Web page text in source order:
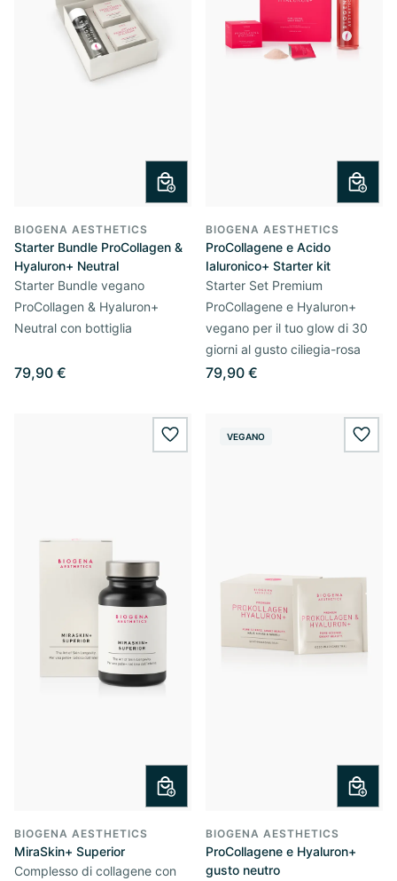
BIOGENA AESTHETICS
Starter Bundle ProCollagen &
Hyaluron+ Neutral
Starter Bundle vegano
ProCollagen & Hyaluron+
Neutral con bottiglia
79,90 €
BIOGENA AESTHETICS
ProCollagene e Acido
Ialuronico+ Starter kit
Starter Set Premium
ProCollagene e Hyaluron+
vegano per il tuo glow di 30
giorni al gusto ciliegia-rosa
79,90 €
wishlist.add
BIOGENA AESTHETICS
MiraSkin+ Superior
Complesso di collagene con
VEGANO
BIOGENA AESTHETICS
ProCollagene e Hyaluron+
gusto neutro